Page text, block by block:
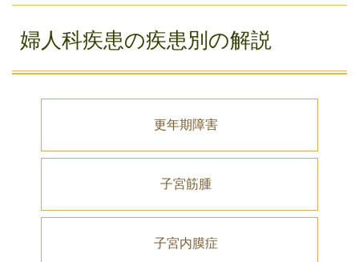
婦人科疾患の疾患別の解説
更年期障害
子宮筋腫
子宮内膜症